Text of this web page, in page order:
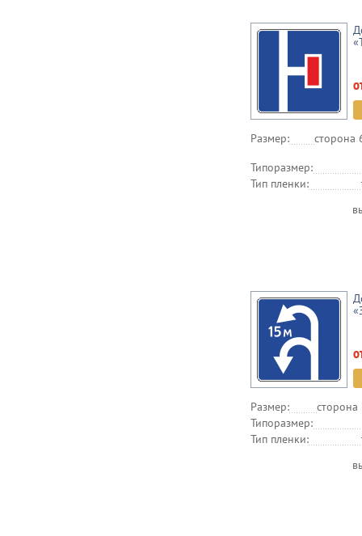
Размер:
сторона
Типоразмер:
Тип пленки:
Размер:
Типоразмер:
Тип пленки: